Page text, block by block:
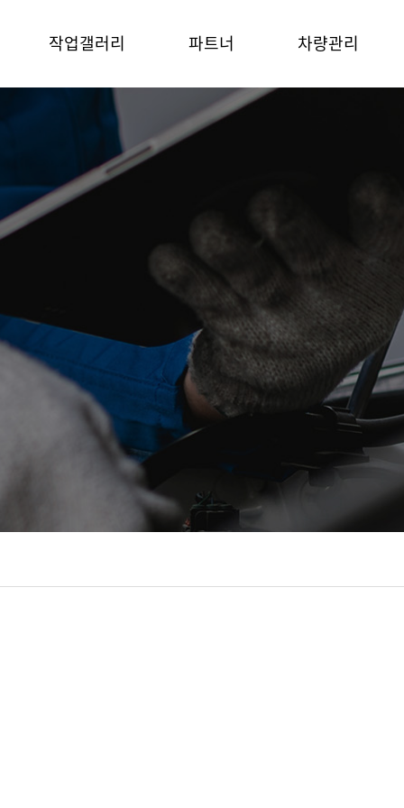
작업갤러리 파트너 차량관리